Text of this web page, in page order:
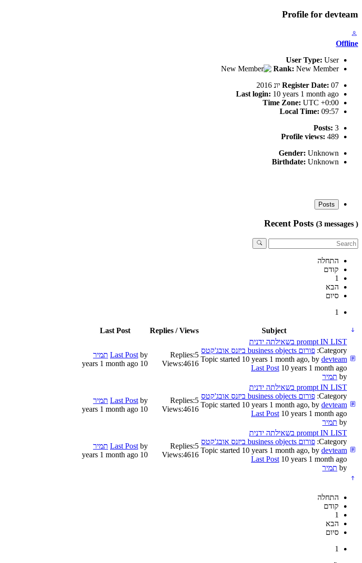
Profile for devteam
Offline
User Type: User
Rank: New Member
Register Date: 07 יונ 2016
Last login: 10 years 1 month ago
Time Zone: UTC +0:00
Local Time: 09:57
Posts: 3
Profile views: 489
Gender: Unknown
Birthdate: Unknown
Posts
Recent Posts (3 messages )
התחלה
קודם
1
הבא
סיום
1
Subject
Replies / Views
Last Post
prompt IN LIST בשאילתה ידנית
Category: פורום business objects ביזנס אובג'קטס
Topic started 10 years 1 month ago, by devteam
Last Post 10 years 1 month ago
by תמיר
Replies:5
Views:4616
Last Post by
תמיר
10 years 1 month ago
prompt IN LIST בשאילתה ידנית
Category: פורום business objects ביזנס אובג'קטס
Topic started 10 years 1 month ago, by devteam
Last Post 10 years 1 month ago
by תמיר
Replies:5
Views:4616
Last Post by
תמיר
10 years 1 month ago
prompt IN LIST בשאילתה ידנית
Category: פורום business objects ביזנס אובג'קטס
Topic started 10 years 1 month ago, by devteam
Last Post 10 years 1 month ago
by תמיר
Replies:5
Views:4616
Last Post by
תמיר
10 years 1 month ago
התחלה
קודם
1
הבא
סיום
1